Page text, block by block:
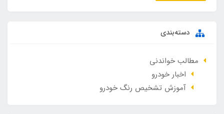
دسته‌بندی
مطالب خواندنی
اخبار خودرو
آموزش تشخیص رنگ خودرو